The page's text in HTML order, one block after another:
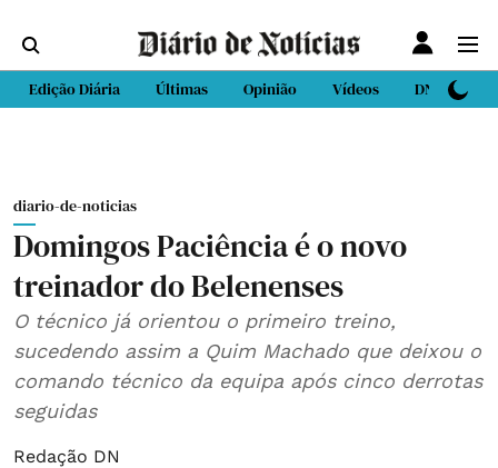
Edição Diária Últimas Opinião Vídeos DN Sport
diario-de-noticias
Domingos Paciência é o novo
treinador do Belenenses
O técnico já orientou o primeiro treino,
sucedendo assim a Quim Machado que deixou o
comando técnico da equipa após cinco derrotas
seguidas
Redação DN